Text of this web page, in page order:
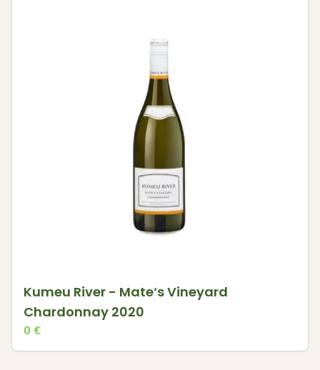
Kumeu River - Mate‘s Vineyard
Chardonnay 2020
0 €